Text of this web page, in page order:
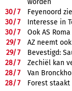
worden
30/7
Feyenoord
30/7
Interesse in
30/7
Ook AS
29/7
AZ neemt
29/7
Bevestigd:
28/7
Zechiël kan
28/7
Van
28/7 Forest